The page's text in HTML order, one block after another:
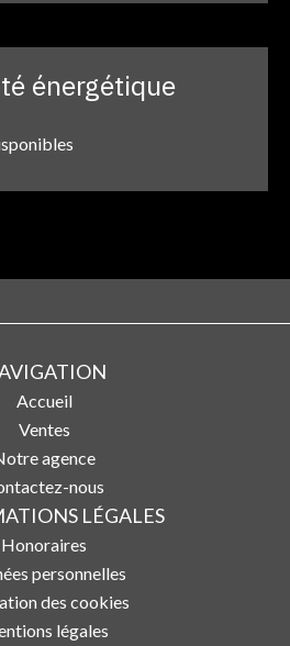
énergétique
Accueil
Ventes
agence
nous
LÉGALES
Honoraires
personnelles
des cookies
légales